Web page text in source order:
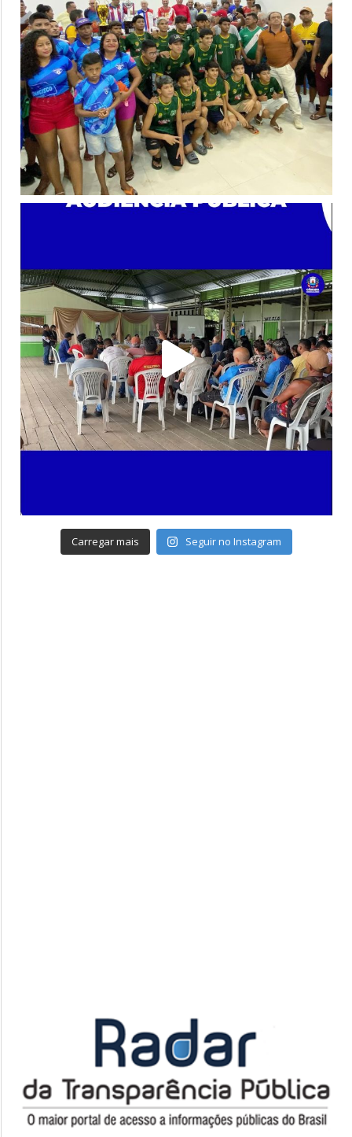
Carregar mais Seguir no Instagram